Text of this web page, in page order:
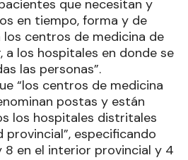
que necesitan y
en tiempo, forma y de
centros de medicina de
a los hospitales en donde se
las personas”.
“los centros de medicina
postas y están
los hospitales distritales
provincial”, especificando
8 en el interior provincial y 4